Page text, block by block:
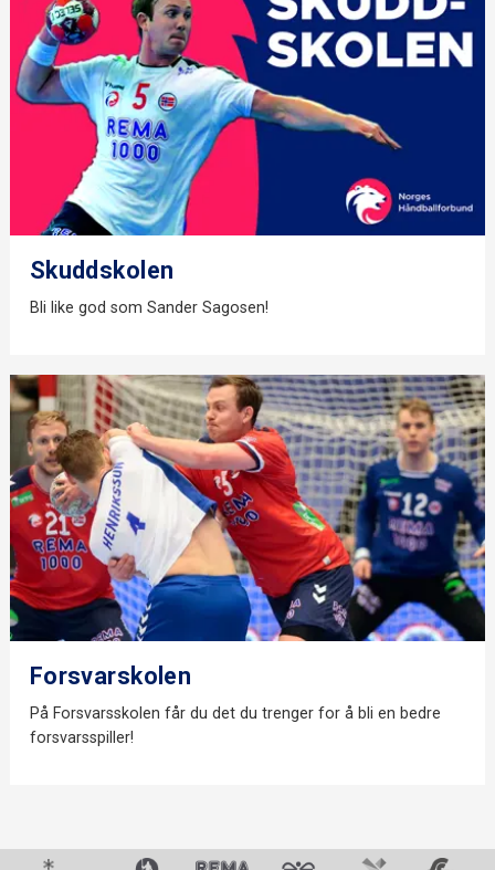
Skuddskolen
Bli like god som Sander Sagosen!
Forsvarskolen
På Forsvarsskolen får du det du trenger for å bli en bedre
forsvarsspiller!